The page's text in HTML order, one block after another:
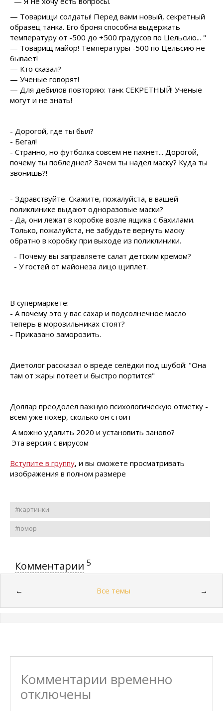
— Товарищи солдаты! Перед вами новый, секретный
образец танка. Его броня способна выдержать
температуру от -500 до +500 градусов по Цельсию... "
— Товарищ майор! Температуры -500 по Цельсию не
бывает!
— Кто сказал?
— Ученые говорят!
— Для дебилов повторяю: танк СЕКРЕТНЫЙ! Ученые
могут и не знать!
- Дорогой, где ты был?
- Бегал!
- Странно, но футболка совсем не пахнет... Дорогой,
почему ты побледнел? Зачем ты надел маску? Куда ты
звонишь?!
- Здравствуйте. Скажите, пожалуйста, в вашей
поликлинике выдают одноразовые маски?
- Да, они лежат в коробке возле ящика с бахилами.
Только, пожалуйста, не забудьте вернуть маску
обратно в коробку при выходе из поликлиники.
- Почему вы заправляете салат детским кремом?
- У гостей от майонеза лицо щиплет.
В супермаркете:
- А почему это у вас сахар и подсолнечное масло
теперь в морозильниках стоят?
- Приказано заморозить.
Диетолог рассказал о вреде селёдки под шубой: "Она
там от жары потеет и быстро портится"
Доллар преодолел важную психологическую отметку -
всем уже пoxeр, сколько он стоит
А можно удалить 2020 и установить заново?
Эта версия с вирусом
Вступите в группу, и вы сможете просматривать
изображения в полном размере
#картинки
#юмор
Комментарии 5
← Все темы →
Комментарии временно
отключены